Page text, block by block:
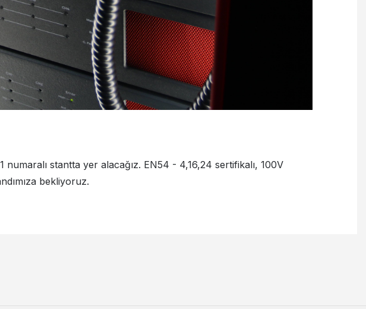
stantta yer alacağız. EN54 - 4,16,24 sertifikalı, 100V
bekliyoruz.